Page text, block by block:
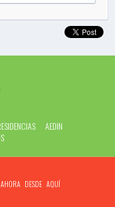
AEDIN
AHORA DESDE AQUÍ